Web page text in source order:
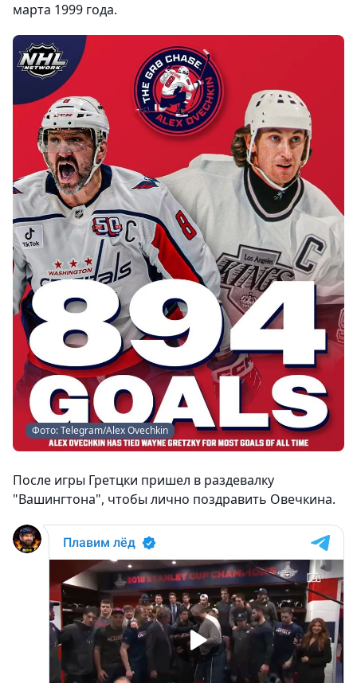
марта 1999 года.
Фото: Telegram/Alex Ovechkin
После игры Гретцки пришел в раздевалку
"Вашингтона", чтобы лично поздравить Овечкина.